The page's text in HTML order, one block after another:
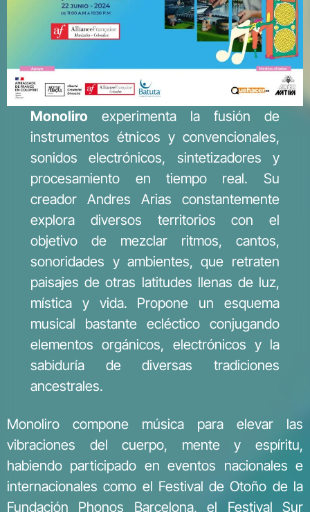
Monoliro experimenta la fusión de
instrumentos étnicos y convencionales,
sonidos electrónicos, sintetizadores y
procesamiento en tiempo real. Su
creador Andres Arias constantemente
explora diversos territorios con el
objetivo de mezclar ritmos, cantos,
sonoridades y ambientes, que retraten
paisajes de otras latitudes llenas de luz,
mística y vida. Propone un esquema
musical bastante ecléctico conjugando
elementos orgánicos, electrónicos y la
sabiduría de diversas tradiciones
ancestrales.
Monoliro compone música para elevar las
vibraciones del cuerpo, mente y espíritu,
habiendo participado en eventos nacionales e
internacionales como el Festival de Otoño de la
Fundación Phonos Barcelona, el Festival Sur